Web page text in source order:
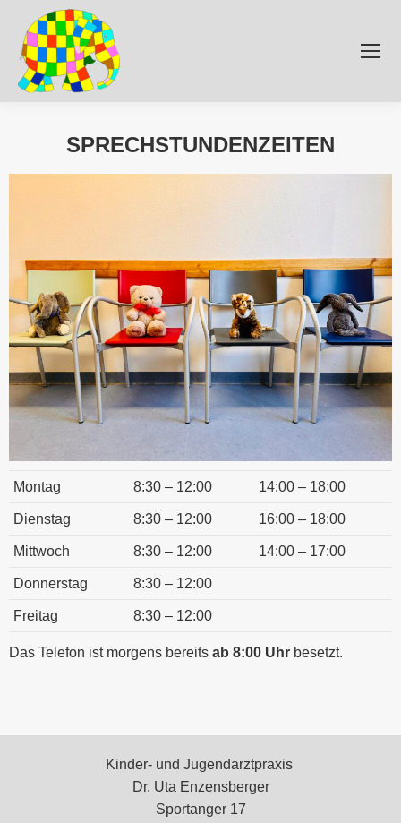
SPRECHSTUNDENZEITEN
Montag 8:30 – 12:00 14:00 – 18:00
Dienstag 8:30 – 12:00 16:00 – 18:00
Mittwoch 8:30 – 12:00 14:00 – 17:00
Donnerstag 8:30 – 12:00
Freitag 8:30 – 12:00
Das Telefon ist morgens bereits ab 8:00 Uhr besetzt.
Kinder- und Jugendarztpraxis
Dr. Uta Enzensberger
Sportanger 17